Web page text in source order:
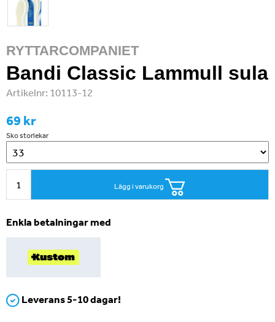
RYTTARCOMPANIET
Bandi Classic Lammull sula
Artikelnr: 10113-12
69 kr
Sko storlekar
Lägg i varukorg
Enkla betalningar med
Leverans 5-10 dagar!